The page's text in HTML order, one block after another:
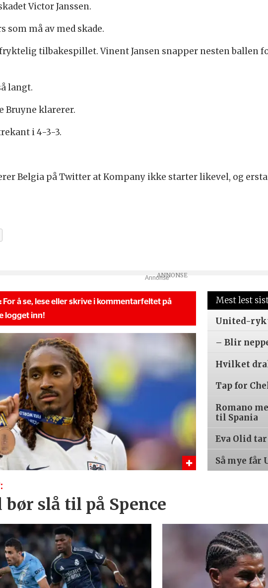
Victor Janssen.
som må av med skade.
fryktelig tilbakespillet. Vinent Jansen snapper nesten
langt.
Bruyne klarerer.
i 4-3-3.
Belgia på Twitter at Kompany ikke starter likevel, og
Annonse
For å se, lese eller skrive i kommentarfeltet på
logget inn!
slå til på Spence
Mest lest
United-
– Blir
Hvilket
Tap for
Romano
til Spania
Eva Olid
Så mye får